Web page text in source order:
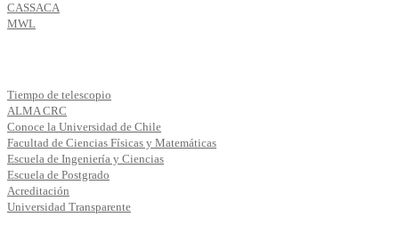
CASSACA
MWL
Tiempo de telescopio
ALMA CRC
Conoce la Universidad de Chile
Facultad de Ciencias Físicas y Matemáticas
Escuela de Ingeniería y Ciencias
Escuela de Postgrado
Acreditación
Universidad Transparente